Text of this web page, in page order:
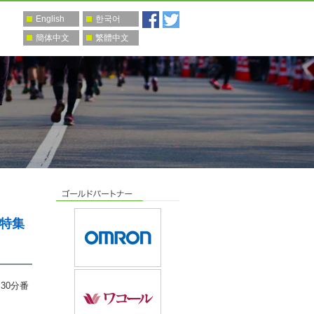
English
한국어
簡体中文
繁體中文
集
分番